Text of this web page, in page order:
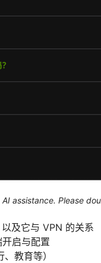
assistance. Please
及它与 VPN 的关系
启与配置
教育等）